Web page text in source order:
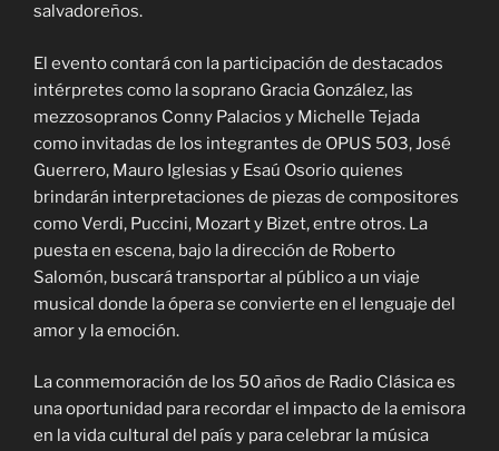
salvadoreños.
El evento contará con la participación de destacados
intérpretes como la soprano Gracia González, las
mezzosopranos Conny Palacios y Michelle Tejada
como invitadas de los integrantes de OPUS 503, José
Guerrero, Mauro Iglesias y Esaú Osorio quienes
brindarán interpretaciones de piezas de compositores
como Verdi, Puccini, Mozart y Bizet, entre otros. La
puesta en escena, bajo la dirección de Roberto
Salomón, buscará transportar al público a un viaje
musical donde la ópera se convierte en el lenguaje del
amor y la emoción.
La conmemoración de los 50 años de Radio Clásica es
una oportunidad para recordar el impacto de la emisora
en la vida cultural del país y para celebrar la música